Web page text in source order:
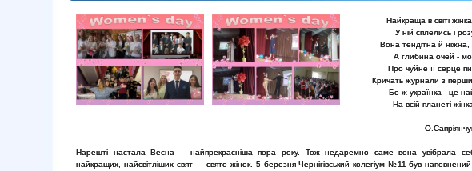
Найкраща в світі
У ній сплелись і
Вона тендітна й ніжна,
А глибина очей -
Про чуйне її серце
Кричать журнали з
Бо ж українка - це
На всій планеті
Нарешті настала Весна – найпрекрасніша пора року. Тож недаремно саме вона увібрала
найкращих, найсвітліших свят — свято жінок. 5 березня Чернігівський колегіум №11 був